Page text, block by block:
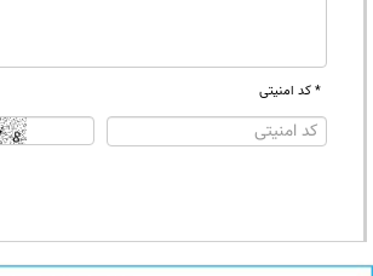
* کد امنیتی